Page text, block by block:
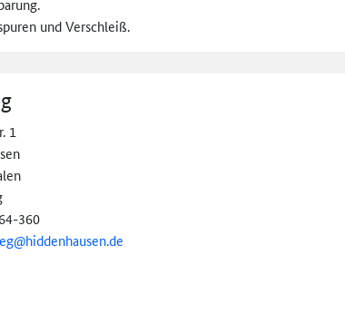
und Verschleiß.
1
360
hiddenhausen.de